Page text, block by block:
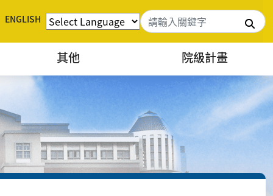
ENGLISH 搜尋
其他 院級計畫